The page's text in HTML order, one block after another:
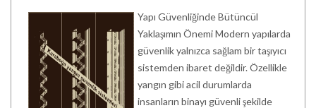
Yapı Güvenliğinde Bütüncül
Yaklaşımın Önemi Modern yapılarda
güvenlik yalnızca sağlam bir taşıyıcı
sistemden ibaret değildir. Özellikle
yangın gibi acil durumlarda
insanların binayı güvenli şekilde